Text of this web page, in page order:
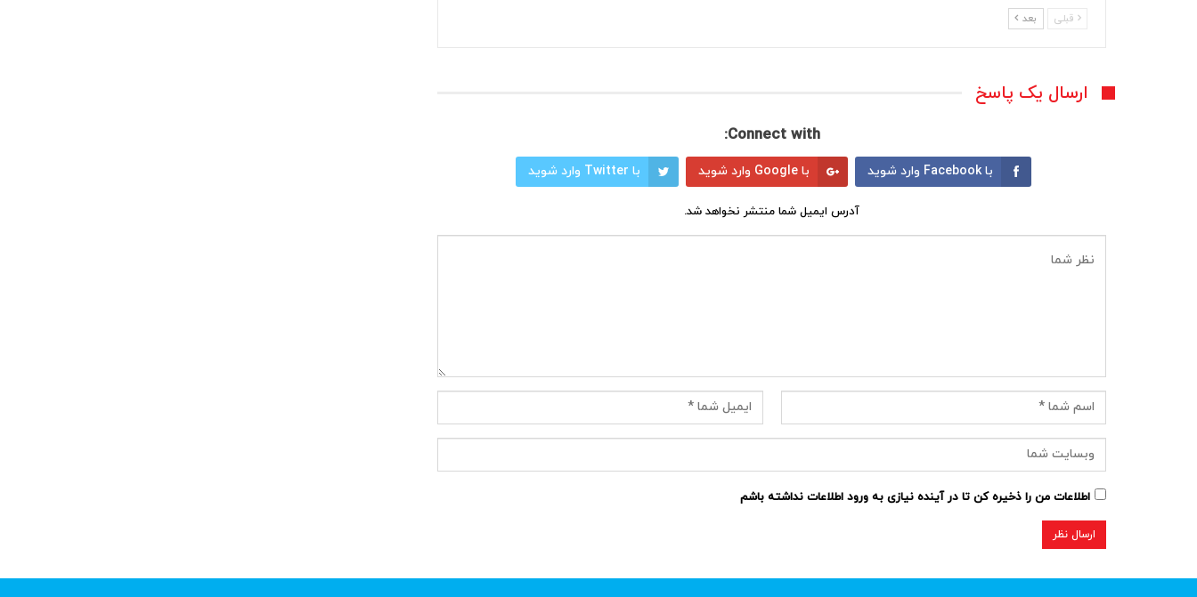
قبلی بعد
ارسال یک پاسخ
Connect with:
با Facebook وارد شوید با Google وارد شوید با Twitter وارد شوید
آدرس ایمیل شما منتشر نخواهد شد.
اطلاعات من را ذخیره کن تا در آینده نیازی به ورود اطلاعات نداشته باشم